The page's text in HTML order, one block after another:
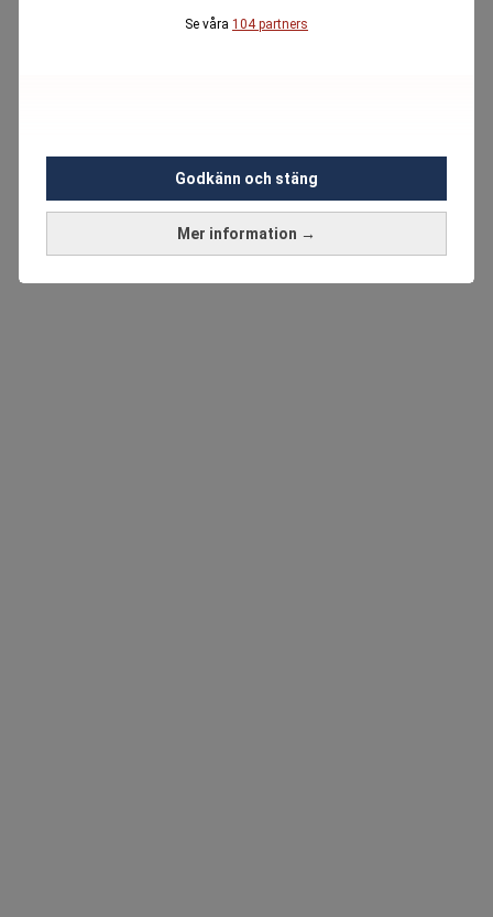
Se våra 104 partners
Mer information →
Godkänn och stäng